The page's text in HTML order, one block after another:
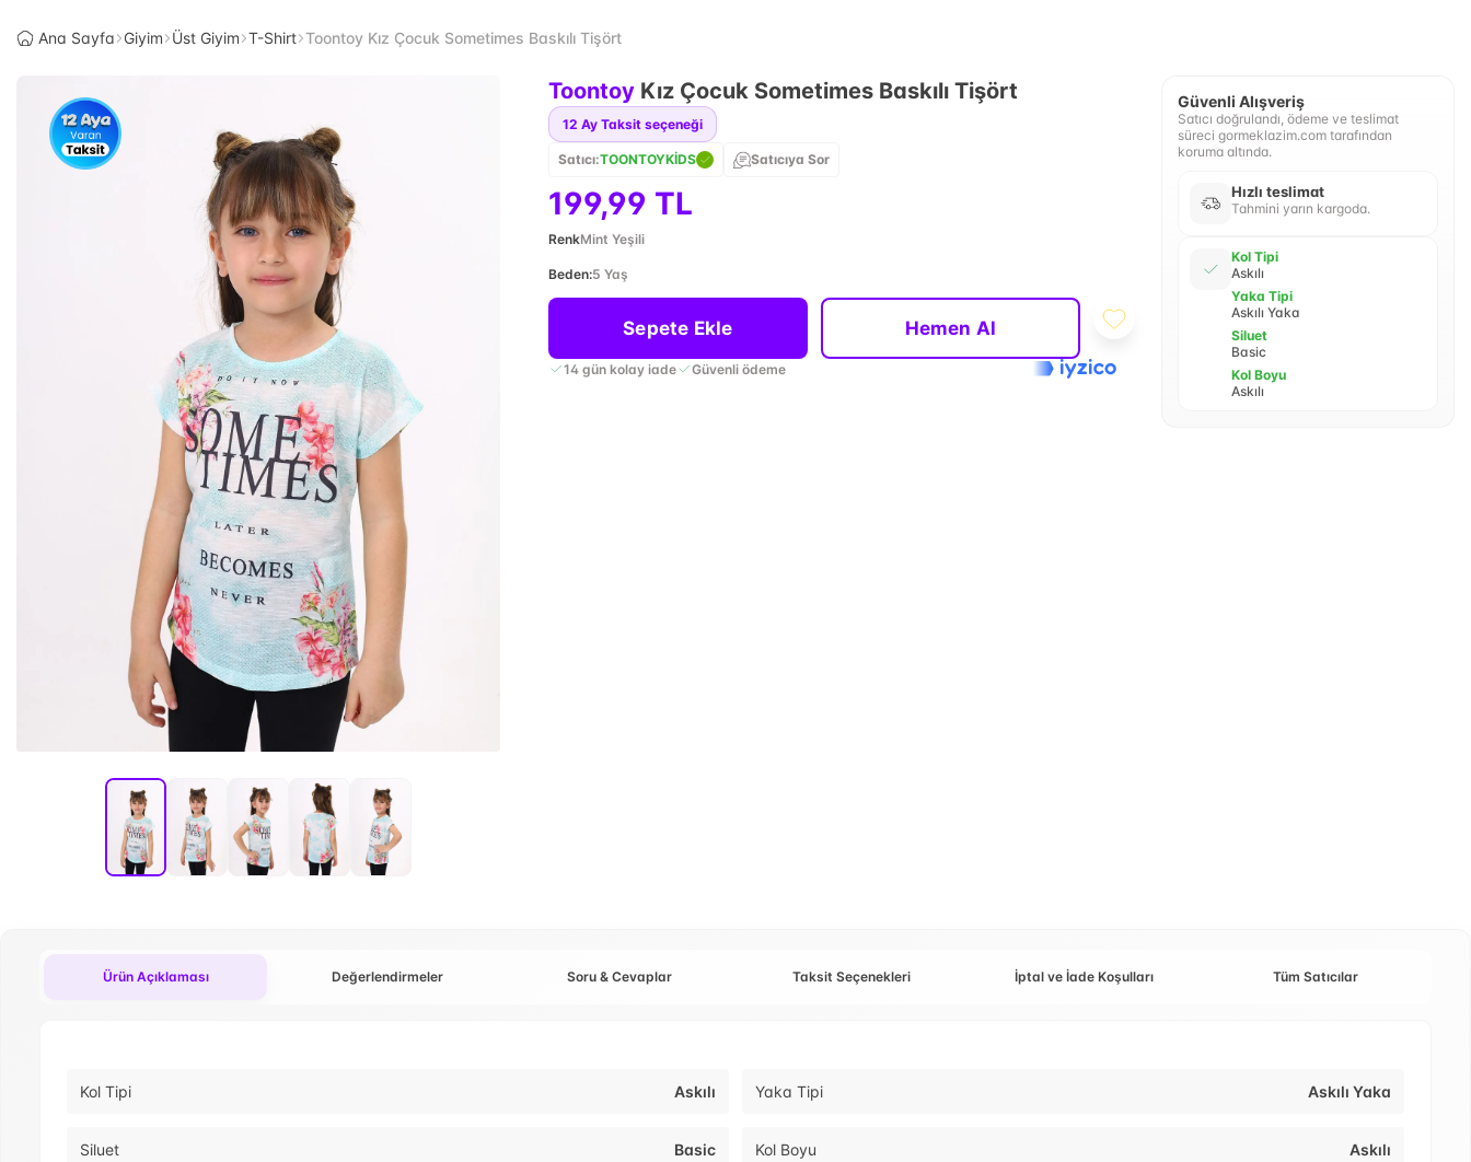
Ana Sayfa Giyim Üst Giyim T-Shirt Toontoy Kız Çocuk Sometimes Baskılı Tişört
Toontoy Kız Çocuk Sometimes Baskılı Tişört
12 Ay Taksit seçeneği
Satıcı:TOONTOYKİDS Satıcıya Sor
199,99 TL
RenkMint Yeşili
Beden:5 Yaş
Sepete Ekle Hemen Al
14 gün kolay iade Güvenli ödeme
Güvenli Alışveriş
Satıcı doğrulandı, ödeme ve teslimat
süreci gormeklazim.com tarafından
koruma altında.
Hızlı teslimat
Tahmini yarın kargoda.
Kol Tipi
Askılı
Yaka Tipi
Askılı Yaka
Siluet
Basic
Kol Boyu
Askılı
Ürün Açıklaması Değerlendirmeler Soru & Cevaplar Taksit Seçenekleri İptal ve İade Koşulları Tüm Satıcılar
Kol Tipi Askılı Yaka Tipi Askılı Yaka
Siluet Basic Kol Boyu Askılı